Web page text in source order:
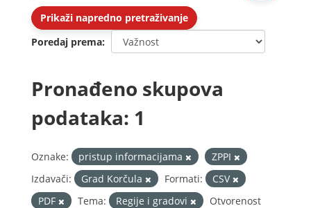
Prikaži napredno pretraživanje
Poredaj prema
Pronađeno skupova
podataka: 1
Oznake: pristup informacijama
ZPPI
Izdavači:
Grad Korčula Formati:
CSV
PDF
Tema: Regije i gradovi
Otvorenost